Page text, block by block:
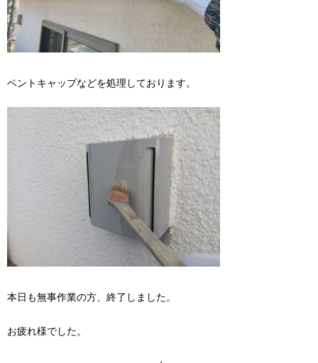
ベントキャップなどを処理しております。
本日も無事作業の方、終了しました。
お疲れ様でした。